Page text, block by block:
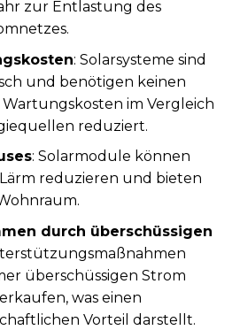
zur Entlastung des
: Solarsysteme sind
und benötigen keinen
Wartungskosten im Vergleich
reduziert.
: Solarmodule können
reduzieren und bieten
durch überschüssigen
überschüssigen Strom
was einen
Vorteil darstellt.